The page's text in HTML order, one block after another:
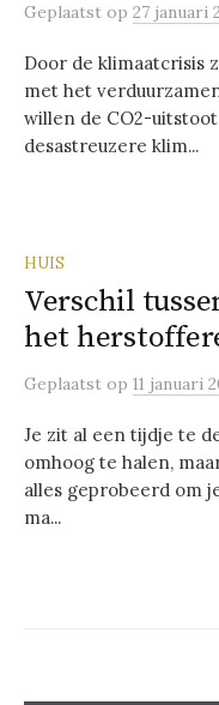
Geplaatst op 27 januari
Door de klimaatcrisis
met het
willen de CO2-
desastreuzere klim...
HUIS
Verschil
het
Geplaatst op 11 januari
Je zit al een tijdje te
omhoog te halen,
alles geprobeerd om
ma...